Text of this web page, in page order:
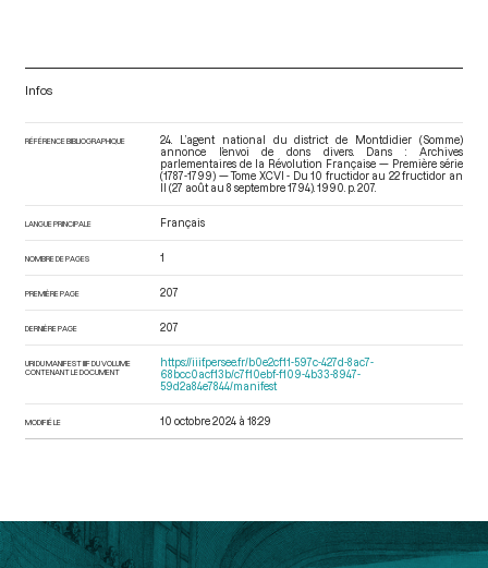
Infos
RÉFÉRENCE BIBLIOGRAPHIQUE
24. L’agent national du district de Montdidier (Somme)
annonce l’envoi de dons divers. Dans : Archives
parlementaires de la Révolution Française — Première série
(1787-1799) — Tome XCVI - Du 10 fructidor au 22 fructidor an
II (27 août au 8 septembre 1794) . 1990. p. 207.
LANGUE PRINCIPALE Français
NOMBRE DE PAGES 1
PREMIÈRE PAGE 207
DERNIÈRE PAGE 207
URI DU MANIFEST IIIF DU VOLUME
CONTENANT LE DOCUMENT
https://iiif.persee.fr/b0e2cf11-597c-427d-8ac7-
68bcc0acf13b/c7f10ebf-f109-4b33-8947-
59d2a84e7844/manifest
MODIFIÉ LE 10 octobre 2024 à 18:29